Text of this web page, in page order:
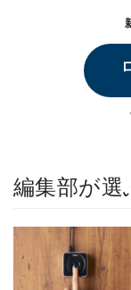
編集部が選